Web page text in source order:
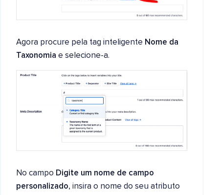
Agora procure pela tag inteligente Nome da
Taxonomia e selecione-a.
No campo Digite um nome de campo
personalizado, insira o nome do seu atributo